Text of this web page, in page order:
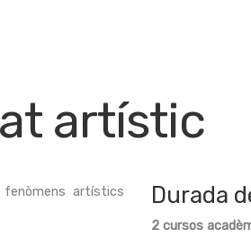
artístic
fenòmens artístics
Durada
2 cursos